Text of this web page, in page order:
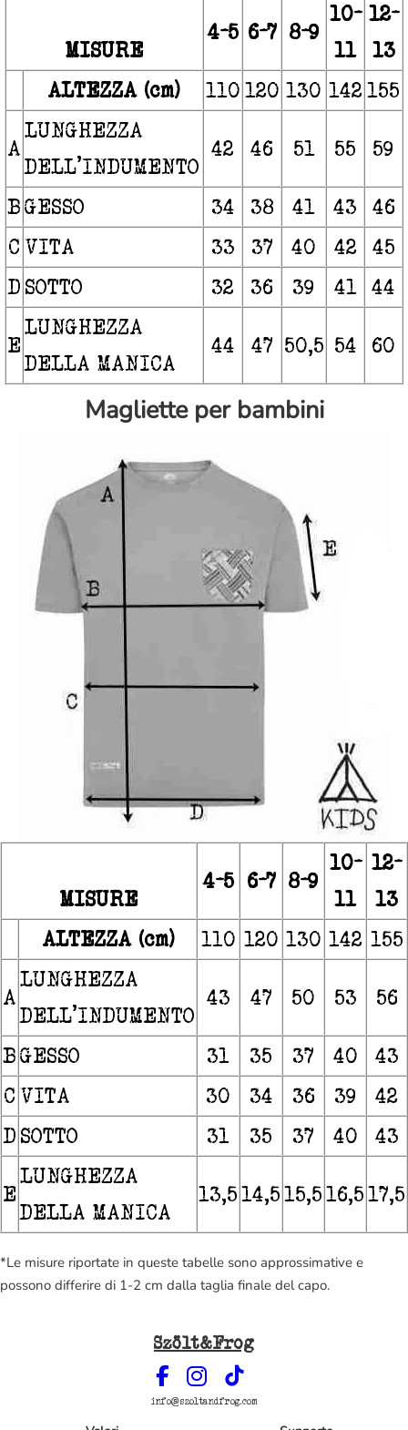
MISURE
4-5 6-7 8-9
10-
11
12-
13
ALTEZZA (cm)
110 120 130 142 155
A
LUNGHEZZA
DELL’INDUMENTO
42 46 51 55 59
BGESSO 34 38 41 43
46
C VITA 33 37 40 42
45
D SOTTO 32 36 39 41 44
E
LUNGHEZZA
DELLA MANICA
44 47 50,5 54 60
Magliette per bambini
MISURE
4-5 6-7 8-9
10-
11
12-
13
ALTEZZA (cm)
110 120 130 142 155
A
LUNGHEZZA
DELL’INDUMENTO
43 47 50 53 56
BGESSO 31 35 37 40
43
C VITA 30 34 36 39
42
D SOTTO 31 35 37 40 43
E
LUNGHEZZA
DELLA MANICA
13,514,515,516,517,5
*Le misure riportate in queste tabelle sono approssimative e
possono differire di 1-2 cm dalla taglia finale del capo.
Szölt&Frog
info@szoltandfrog.com